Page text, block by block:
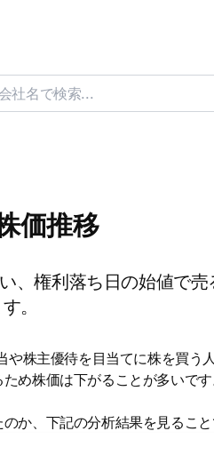
価推移
、権利落ち日の始値で
。
株主優待を目当てに株を買
め株価は下がることが多いで
か、下記の分析結果を見ること